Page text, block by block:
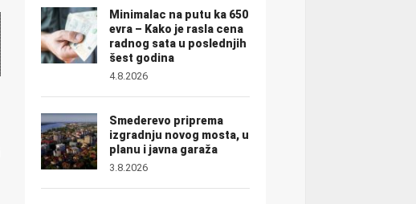
Minimalac na putu ka 650
evra – Kako je rasla cena
radnog sata u poslednjih
šest godina
4.8.2026
Smederevo priprema
izgradnju novog mosta, u
planu i javna garaža
3.8.2026